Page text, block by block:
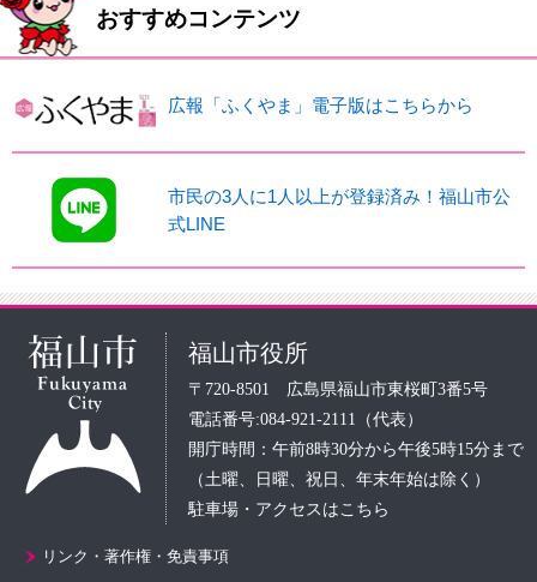
おすすめコンテンツ
広報「ふくやま」電子版はこちらから
市民の3人に1人以上が登録済み！福山市公
式LINE
福山市役所
〒720-8501 広島県福山市東桜町3番5号
電話番号:084-921-2111（代表）
開庁時間：午前8時30分から午後5時15分まで
（土曜、日曜、祝日、年末年始は除く）
駐車場・アクセスはこちら
リンク・著作権・免責事項